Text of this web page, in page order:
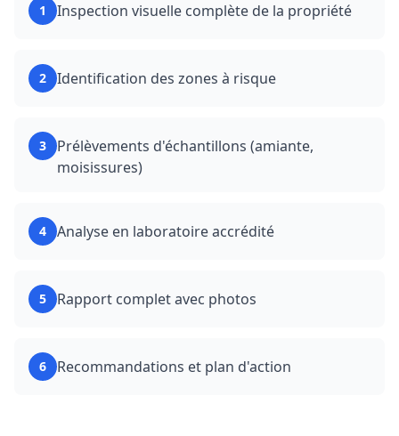
1 Inspection visuelle complète de la propriété
2 Identification des zones à risque
3
Prélèvements d'échantillons (amiante,
moisissures)
4 Analyse en laboratoire accrédité
5 Rapport complet avec photos
6 Recommandations et plan d'action